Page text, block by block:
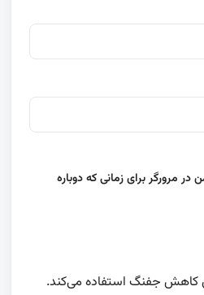
مرورگر برای زمانی که دوباره
کاهش جفنگ استفاده می‌کند.